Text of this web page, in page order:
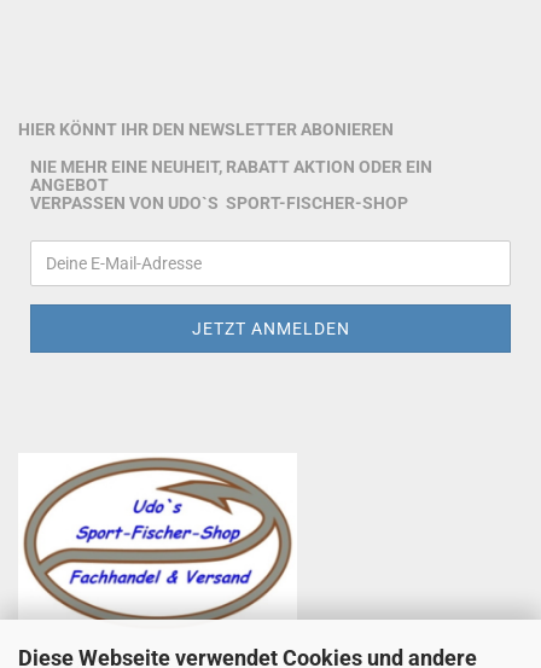
Diese Webseite verwendet Cookies und andere
HIER KÖNNT IHR DEN NEWSLETTER ABONIEREN
NIE MEHR EINE NEUHEIT, RABATT AKTION ODER EIN
ANGEBOT
VERPASSEN VON UDO`S SPORT-FISCHER-SHOP
Udo Totzauer